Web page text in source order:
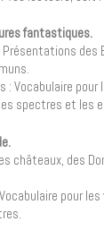
fantastiques.
des
: Vocabulaire pour
spectres et les
châteaux, des
pour